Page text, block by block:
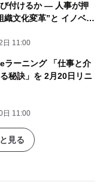
か ― 人事が押
織文化変革”と イノベー
践ポイント ―」 6月4
無料)
日 11:00
ラーニング 「仕事と介
秘訣」を 2月20日リニ
日 11:00
見る